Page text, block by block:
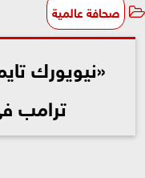
صحافة عالمية
«نيويورك
ترامب